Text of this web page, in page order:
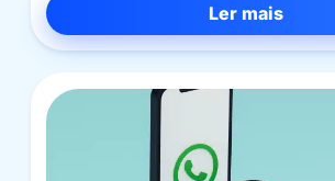
Ler mais